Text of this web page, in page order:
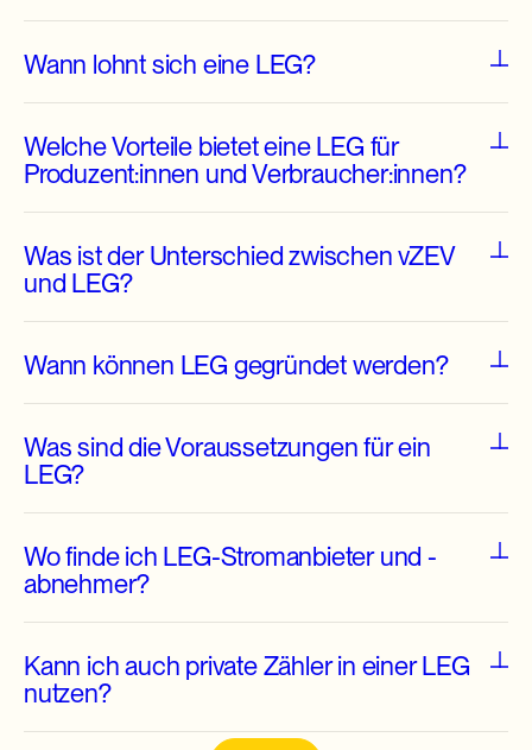
Wann lohnt sich eine LEG?
Welche Vorteile bietet eine LEG für
Produzent:innen und Verbraucher:innen?
Was ist der Unterschied zwischen vZEV
und LEG?
Wann können LEG gegründet werden?
Was sind die Voraussetzungen für ein
LEG?
Wo finde ich LEG-Stromanbieter und -
abnehmer?
Kann ich auch private Zähler in einer LEG
nutzen?